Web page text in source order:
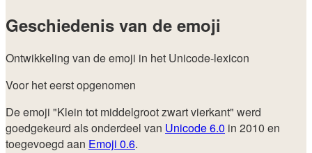
Geschiedenis van de emoji
Ontwikkeling van de emoji in het Unicode-lexicon
Voor het eerst opgenomen
De emoji "Klein tot middelgroot zwart vierkant" werd
goedgekeurd als onderdeel van Unicode 6.0 in 2010 en
toegevoegd aan Emoji 0.6.